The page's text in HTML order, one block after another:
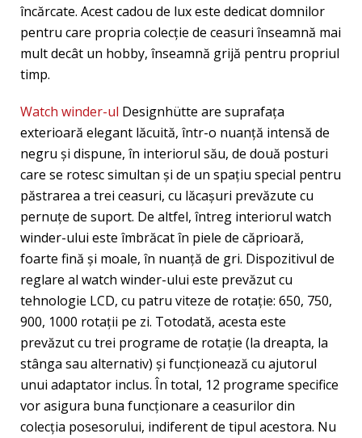
încărcate. Acest cadou de lux este dedicat domnilor
pentru care propria colecție de ceasuri înseamnă mai
mult decât un hobby, înseamnă grijă pentru propriul
timp.
Watch winder-ul Designhütte are suprafața
exterioară elegant lăcuită, într-o nuanță intensă de
negru și dispune, în interiorul său, de două posturi
care se rotesc simultan și de un spațiu special pentru
păstrarea a trei ceasuri, cu lăcașuri prevăzute cu
pernuțe de suport. De altfel, întreg interiorul watch
winder-ului este îmbrăcat în piele de căprioară,
foarte fină și moale, în nuanță de gri. Dispozitivul de
reglare al watch winder-ului este prevăzut cu
tehnologie LCD, cu patru viteze de rotație: 650, 750,
900, 1000 rotații pe zi. Totodată, acesta este
prevăzut cu trei programe de rotație (la dreapta, la
stânga sau alternativ) și funcţionează cu ajutorul
unui adaptator inclus. În total, 12 programe specifice
vor asigura buna funcționare a ceasurilor din
colecția posesorului, indiferent de tipul acestora. Nu